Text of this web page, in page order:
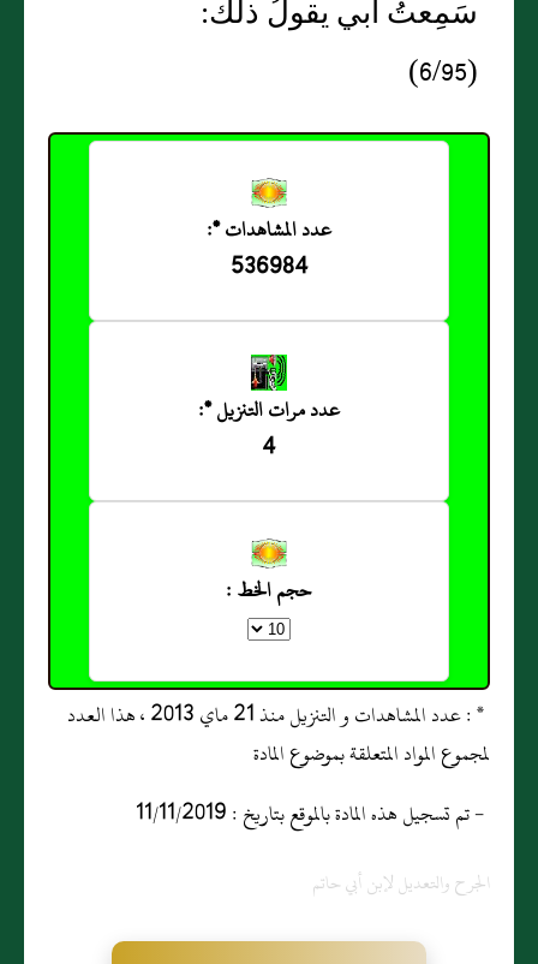
سَمِعتُ أَبي يقولُ ذلك:
(6/95)
عدد المشاهدات *:
536984
عدد مرات التنزيل *:
4
حجم الخط :
* : عدد المشاهدات و التنزيل منذ 21 ماي 2013 ، هذا العدد
لمجموع المواد المتعلقة بموضوع المادة
- تم تسجيل هذه المادة بالموقع بتاريخ : 11/11/2019
الجرح والتعديل لإبن أبي حاتم